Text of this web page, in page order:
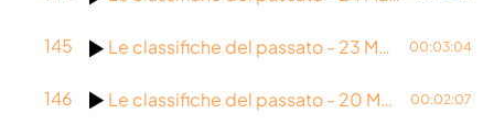
145 Le classifiche del passato - 23 Marzo 2026 00:03:04
146 Le classifiche del passato - 20 Marzo 2026 00:02:07